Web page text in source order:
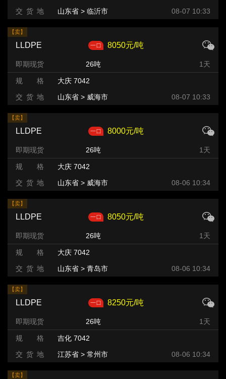
交 货 地
山东省 > 临沂市 08-07 10:33
【卖】
LLDPE 8050元/吨
即期现货 26吨 1天
规 格
大庆 7042
交 货 地
山东省 > 威海市 08-07 10:33
【卖】
LLDPE 8000元/吨
即期现货 26吨 1天
规 格
大庆 7042
交 货 地
山东省 > 威海市 08-06 10:34
【卖】
LLDPE 8050元/吨
即期现货 26吨 1天
规 格
大庆 7042
交 货 地
山东省 > 青岛市 08-06 10:34
【卖】
LLDPE 8250元/吨
即期现货 26吨 1天
规 格
吉化 7042
交 货 地
江苏省 > 常州市 08-06 10:34
【卖】